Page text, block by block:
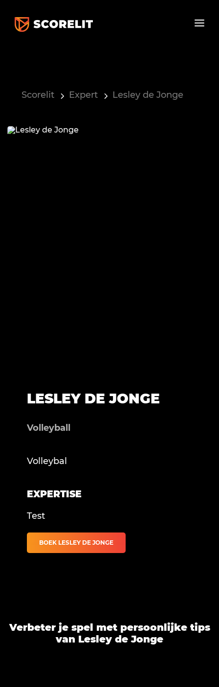
Scorelit Expert Lesley de Jonge
LESLEY DE JONGE
Volleyball
Volleybal
EXPERTISE
Test
BOEK LESLEY DE JONGE
Verbeter je spel met persoonlijke tips
van Lesley de Jonge